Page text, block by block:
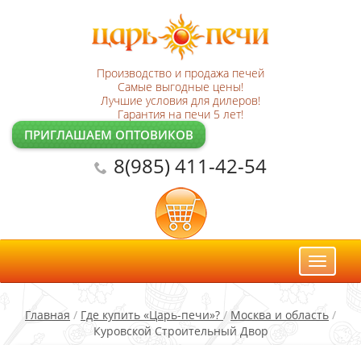
Производство и продажа печей
Самые выгодные цены!
Лучшие условия для дилеров!
Гарантия на печи 5 лет!
ПРИГЛАШАЕМ ОПТОВИКОВ
8(985) 411-42-54
Toggle
Главная / Где купить «Царь-печи»? / Москва и область /
Куровской Строительный Двор